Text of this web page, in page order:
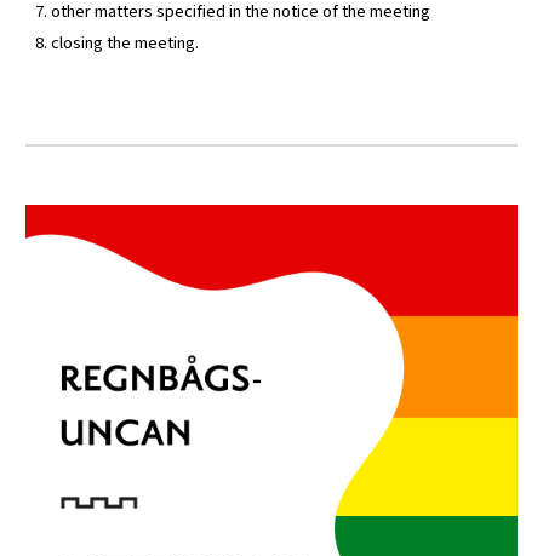
7. other matters specified in the notice of the meeting
8. closing the meeting.